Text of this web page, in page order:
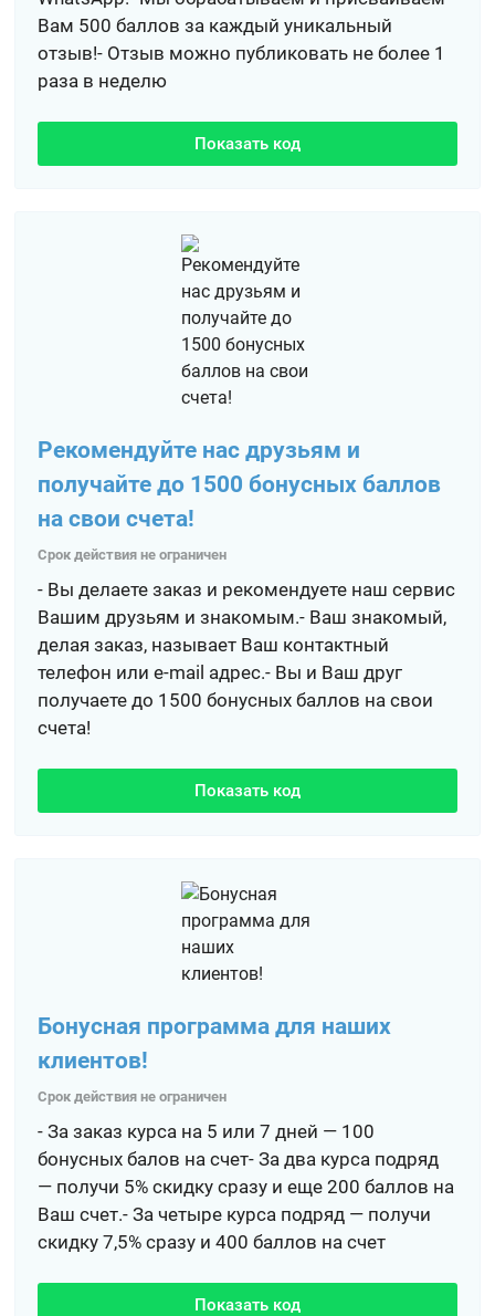
Вам 500 баллов за каждый уникальный
отзыв!- Отзыв можно публиковать не более 1
раза в неделю
Показать код
Рекомендуйте нас друзьям и
получайте до 1500 бонусных баллов
на свои счета!
Срок действия не ограничен
- Вы делаете заказ и рекомендуете наш сервис
Вашим друзьям и знакомым.- Ваш знакомый,
делая заказ, называет Ваш контактный
телефон или e-mail адрес.- Вы и Ваш друг
получаете до 1500 бонусных баллов на свои
счета!
Показать код
Бонусная программа для наших
клиентов!
Срок действия не ограничен
- За заказ курса на 5 или 7 дней — 100
бонусных балов на счет- За два курса подряд
— получи 5% скидку сразу и еще 200 баллов на
Ваш счет.- За четыре курса подряд — получи
скидку 7,5% сразу и 400 баллов на счет
Показать код